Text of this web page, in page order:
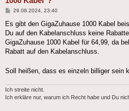
Beitrag
29.08.2024, 23:40
Es gibt den GigaZuhause 1000 Kabel
Du auf den Kabelanschluss keine
GigaZuhause 1000 Kabel für 64,99, da
Rabatt auf den Kabelanschluss.
Soll heißen, dass es einzeln billiger sein
Ich streite nicht.
Ich erkläre nur, warum ich Recht habe und Du